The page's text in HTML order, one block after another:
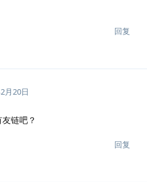
回复
月20日
链吧？
回复